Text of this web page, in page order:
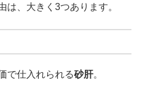
は、大きく3つあります。
で仕入れられる砂肝。